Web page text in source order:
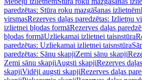
paredzētas: Stūra roku mazgāšanas izlietnēm
virsmasRezerves daļas paredzētas: Izlietņu
izlietnei bļodas formāRezerves daļas
bļodas formāUzliekamai izlietnei taisnstūra
paredzētas: Uzliekamai izlietnei taisnstūra
paredzētas: Sānu skapjiZemi sānu skapji
Zemi sānu skapjiAugsti skapjiRezerves
skapjiVidēji augsti skapjiRezerves daļas